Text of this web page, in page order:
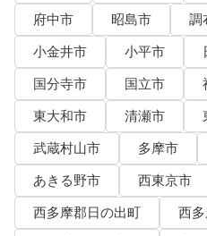
府中市
昭島市 調
小金井市
小平市
国分寺市
国立市
東大和市
清瀬市
武蔵村山市
多摩市
あきる野市
西東京市
西多摩郡日の出町
西